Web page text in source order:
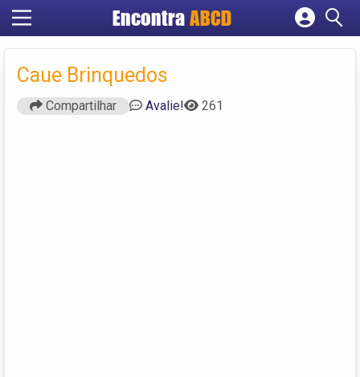
EncontraABCD
Cadastrar empresa
Criar conta
Caue Brinquedos
Compartilhar Avalie! 261